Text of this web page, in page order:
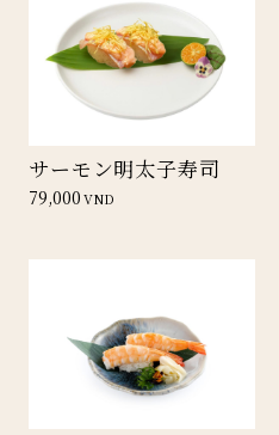
サーモン明太子寿司
79,000VND